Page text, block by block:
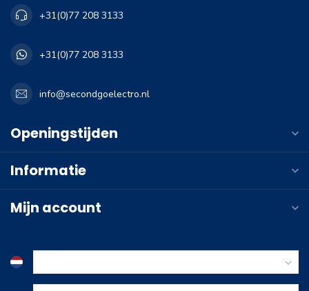
+31(0)77 208 3133
+31(0)77 208 3133
info@secondgoelectro.nl
Openingstijden
Informatie
Mijn account